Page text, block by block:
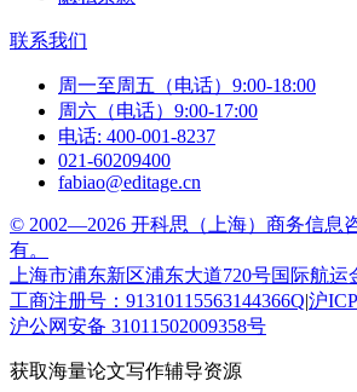
联系我们
周一至周五（电话）9:00-18:00
周六（电话）9:00-17:00
电话: 400-001-8237
021-60209400
fabiao@editage.cn
© 2002—2026 开科思（上海）商务信息
有。
上海市浦东新区浦东大道720号国际航
工商注册号：91310115563144366Q|沪
沪公网安备 31011502009358号
获取海量论文写作辅导资源